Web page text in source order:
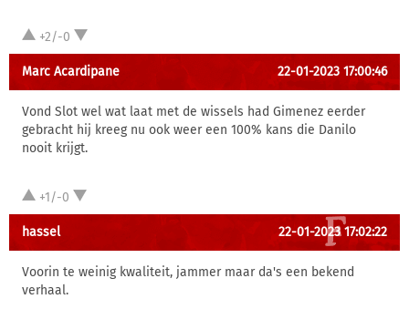
+2/-0
Marc Acardipane 22-01-2023 17:00:46
Vond Slot wel wat laat met de wissels had Gimenez eerder
gebracht hij kreeg nu ook weer een 100% kans die Danilo
nooit krijgt.
+1/-0
hassel 22-01-2023 17:02:22
Voorin te weinig kwaliteit, jammer maar da's een bekend
verhaal.